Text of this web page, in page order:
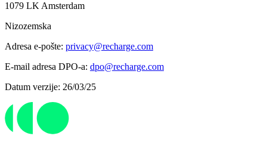
1079 LK Amsterdam
Nizozemska
Adresa e-pošte: privacy@recharge.com
E-mail adresa DPO-a: dpo@recharge.com
Datum verzije: 26/03/25